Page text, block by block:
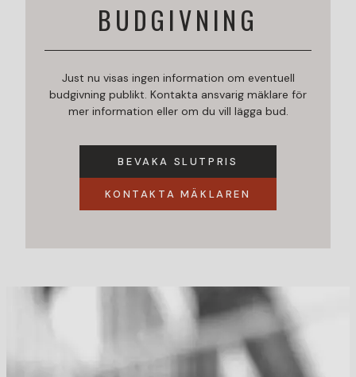
BUDGIVNING
Just nu visas ingen information om eventuell
budgivning publikt. Kontakta ansvarig mäklare för
mer information eller om du vill lägga bud.
BEVAKA SLUTPRIS
KONTAKTA MÄKLAREN